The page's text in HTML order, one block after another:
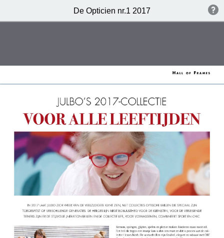
De Opticien nr.1 2017